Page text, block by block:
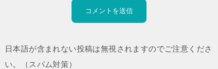
日本語が含まれない投稿は無視されますのでご注意くださ
い。（スパム対策）